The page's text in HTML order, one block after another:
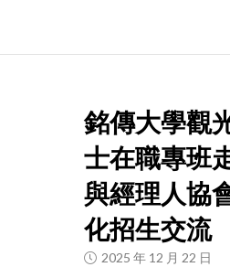
銘傳大學觀
士在職專班
與經理人協
化招生交流
2025 年 12 月 22 日